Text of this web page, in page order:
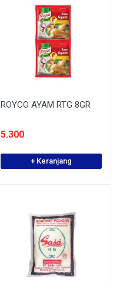
ROYCO AYAM RTG 8GR
5.300
+ Keranjang